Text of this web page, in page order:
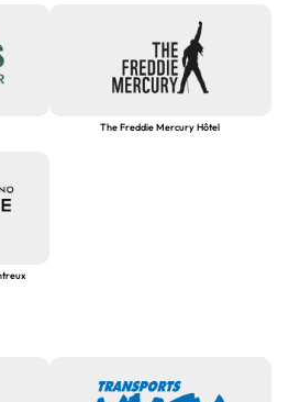
The Freddie Mercury Hôtel